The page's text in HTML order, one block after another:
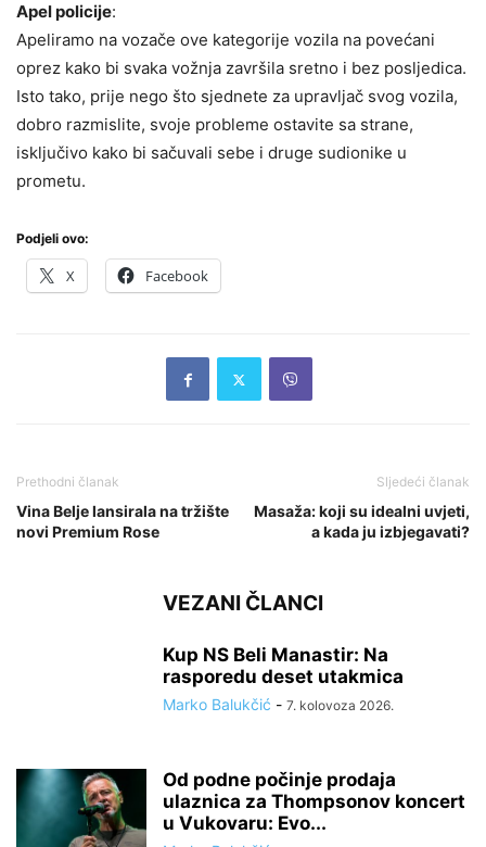
Apel policije:
Apeliramo na vozače ove kategorije vozila na povećani
oprez kako bi svaka vožnja završila sretno i bez posljedica.
Isto tako, prije nego što sjednete za upravljač svog vozila,
dobro razmislite, svoje probleme ostavite sa strane,
isključivo kako bi sačuvali sebe i druge sudionike u
prometu.
Podjeli ovo:
X Facebook
Prethodni članak
Vina Belje lansirala na tržište
novi Premium Rose
Sljedeći članak
Masaža: koji su idealni uvjeti,
a kada ju izbjegavati?
VEZANI ČLANCI
Kup NS Beli Manastir: Na
rasporedu deset utakmica
Marko Balukčić - 7. kolovoza 2026.
Od podne počinje prodaja
ulaznica za Thompsonov koncert
u Vukovaru: Evo...